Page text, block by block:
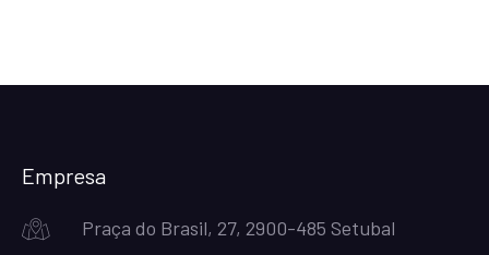
Empresa
Praça do Brasil, 27, 2900-485 Setubal